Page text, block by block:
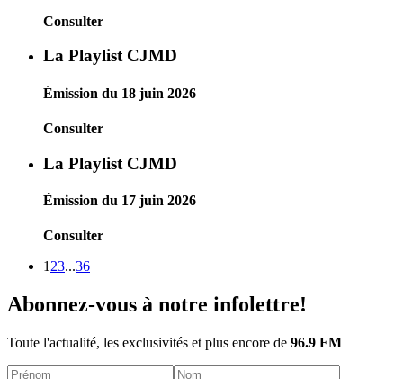
Consulter
La Playlist CJMD
Émission du 18 juin 2026
Consulter
La Playlist CJMD
Émission du 17 juin 2026
Consulter
1 23...36
Abonnez-vous à notre infolettre!
Toute l'actualité, les exclusivités et plus encore de 96.9 FM